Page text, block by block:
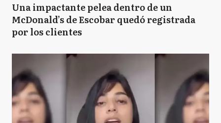
Una impactante pelea dentro de un
McDonald’s de Escobar quedó registrada
por los clientes